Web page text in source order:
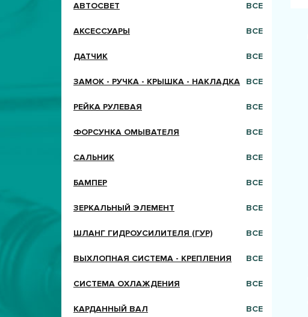
ВСЕ
АВТОСВЕТ
ВСЕ
АКСЕССУАРЫ
ВСЕ
ДАТЧИК
ВСЕ
ЗАМОК - РУЧКА - КРЫШКА - НАКЛАДКА
ВСЕ
РЕЙКА РУЛЕВАЯ
ВСЕ
ФОРСУНКА ОМЫВАТЕЛЯ
ВСЕ
САЛЬНИК
ВСЕ
БАМПЕР
ВСЕ
ЗЕРКАЛЬНЫЙ ЭЛЕМЕНТ
ВСЕ
ШЛАНГ ГИДРОУСИЛИТЕЛЯ (ГУР)
ВСЕ
ВЫХЛОПНАЯ СИСТЕМА - КРЕПЛЕНИЯ
ВСЕ
СИСТЕМА ОХЛАЖДЕНИЯ
ВСЕ
КАРДАННЫЙ ВАЛ